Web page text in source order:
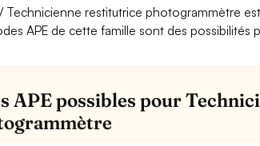
Technicienne restitutrice photogrammètre
APE de cette famille sont des possibilités
APE possibles pour